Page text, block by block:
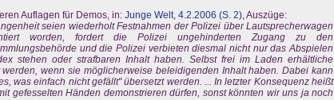
Auflagen für Demos, in: Junge Welt, 4.2.2006 (S. 2), Auszüge:
seien wiederholt Festnahmen der Polizei über Lautsprecherwagen
worden, fordert die Polizei ungehinderten Zugang zu den
und die Polizei verbieten diesmal nicht nur das Abspielen
stehen oder strafbaren Inhalt haben. Selbst frei im Laden erhältliche
wenn sie möglicherweise beleidigenden Inhalt haben. Dabei kann
was einfach nicht gefällt" übersetzt werden. ... In letzter Konsequenz heißt
gefesselten Händen demonstrieren dürfen, sonst könnten wir uns ja noch